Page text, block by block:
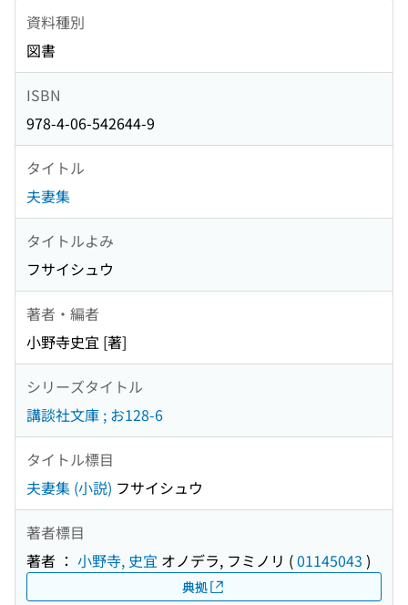
資料種別
図書
ISBN
978-4-06-542644-9
タイトル
夫妻集
タイトルよみ
フサイシュウ
著者・編者
小野寺史宜 [著]
シリーズタイトル
講談社文庫 ; お128-6
タイトル標目
夫妻集 (小説) フサイシュウ
著者標目
著者 ： 小野寺, 史宜 オノデラ, フミノリ (01145043 )
典拠